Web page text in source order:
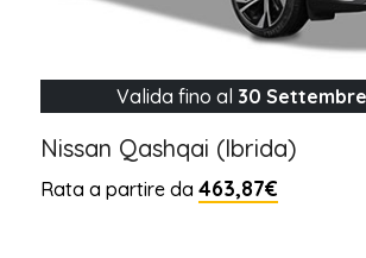
Valida fino al 30
Nissan Qashqai (Ibrida)
Rata a partire da463,87€